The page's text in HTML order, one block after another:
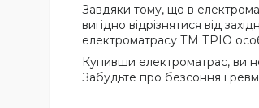
Завдяки тому, що в
вигідно відрізнятися від
електроматрасу ТМ ТРІО
Купивши електроматрас, ви
Забудьте про безсоння і